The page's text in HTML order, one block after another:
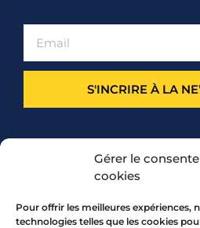
Gérer le
cookies
Pour offrir les meilleures expériences,
technologies telles que les cookies
S'INCRIRE À LA